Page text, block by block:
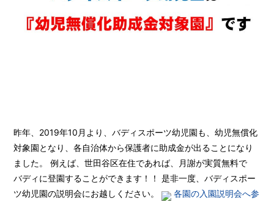
昨年、2019年10月より、バディスポーツ幼児園も、幼児無償化
対象園となり、各自治体から保護者に助成金が出ることになり
ました。 例えば、世田谷区在住であれば、月謝が実質無料で
バディに登園することができます！！ 是非一度、バディスポー
ツ幼児園の説明会にお越しください。
各園の入園説明会へ参